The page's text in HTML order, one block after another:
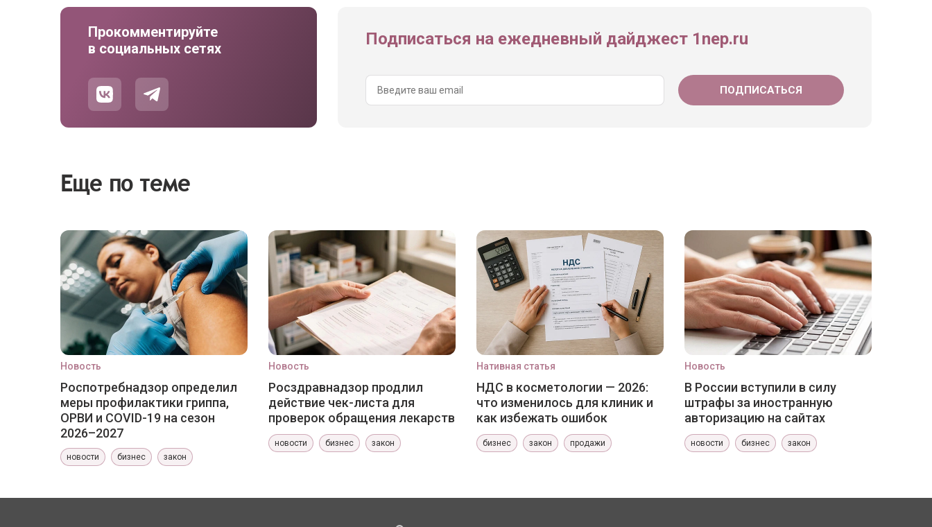
Прокомментируйте
в социальных сетях
Подписаться на ежедневный дайджест 1nep.ru
Еще по теме
Новость
Роспотребнадзор определил
меры профилактики гриппа,
ОРВИ и COVID-19 на сезон
2026–2027
новости бизнес закон
Новость
Росздравнадзор продлил
действие чек-листа для
проверок обращения лекарств
новости бизнес закон
Нативная статья
НДС в косметологии — 2026:
что изменилось для клиник и
как избежать ошибок
бизнес закон продажи
Новость
В России вступили в силу
штрафы за иностранную
авторизацию на сайтах
новости бизнес закон